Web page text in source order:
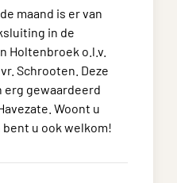
maand is er van
in de
Holtenbroek o.l.v.
Schrooten. Deze
gewaardeerd
Woont u
bent u ook welkom!